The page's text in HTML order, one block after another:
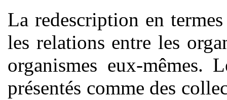
La redescription en
les relations entre les
organismes eux-mêmes.
présentés comme des